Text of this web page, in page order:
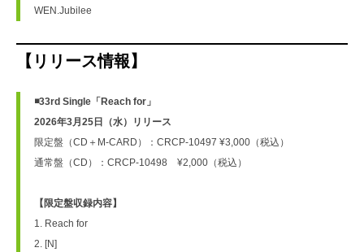
WEN.Jubilee
【リリース情報】
◾️33rd Single「Reach for」
2026年3月25日（水）リリース
限定盤（CD＋M-CARD）：CRCP-10497 ¥3,000（税込）
通常盤（CD）：CRCP-10498　¥2,000（税込）
【限定盤収録内容】
1. Reach for
2. [N]